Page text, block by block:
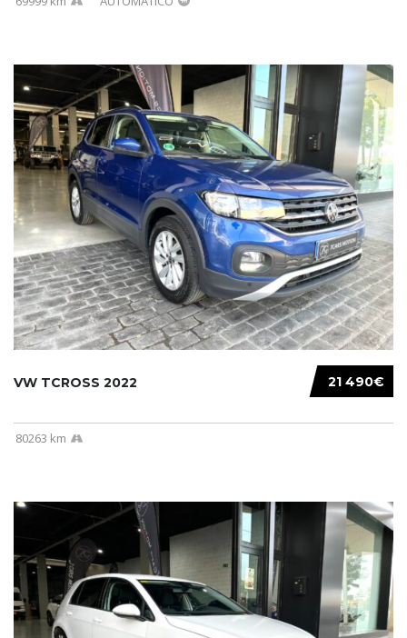
21 490€
VW TCROSS 2022
80263 km